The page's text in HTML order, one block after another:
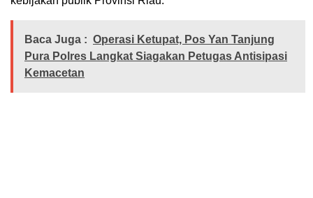
Baca Juga : Operasi Ketupat, Pos Yan Tanjung
Pura Polres Langkat Siagakan Petugas Antisipasi
Kemacetan